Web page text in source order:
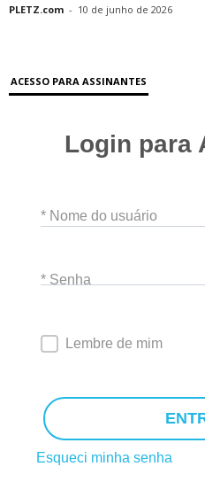
PLETZ.com - 10 de junho de 2026
ACESSO PARA ASSINANTES
Login para
* Nome do usuário
* Senha
Lembre de mim
Esqueci minha senha